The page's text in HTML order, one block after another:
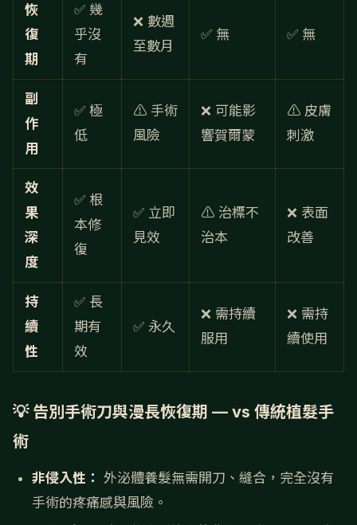
恢
復
期
✅ 幾
乎沒
有
❌ 數週
至數月
✅ 無 ✅ 無
副
作
用
✅ 極
低
⚠️ 手術
風險
❌ 可能影
響賀爾蒙
⚠️ 皮膚
刺激
效
果
深
度
✅ 根
本修
復
✅ 立即
見效
⚠️ 治標不
治本
❌ 表面
改善
持
續
性
✅ 長
期有
效
✅ 永久
❌ 需持續
服用
❌ 需持
續使用
💡 告別手術刀與漫長恢復期 — vs 傳統植髮手
術
非侵入性： 外泌體養髮無需開刀、縫合，完全沒有
手術的疼痛感與風險。